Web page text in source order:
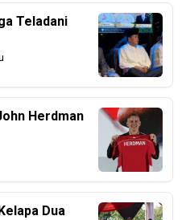
Teladani
Herdman
Dua